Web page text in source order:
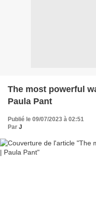
The most powerful
Paula Pant
Publié le 09/07/2023 à 02:51
Par J